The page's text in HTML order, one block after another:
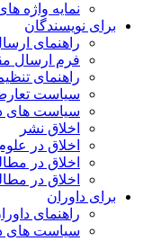
نمایه واژه
برای نویسندگان
راهنمای
فرم ارسال
راهنمای
سیاست
سیاست های
اخلاق نشر
اخلاق در
اخلاق در
اخلاق در
برای داوران
راهنمای
سیاست های